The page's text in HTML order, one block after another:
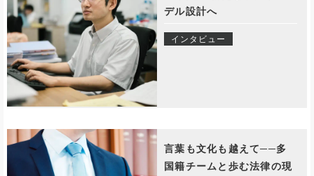
デル設計へ
インタビュー
言葉も文化も越えて──多
国籍チームと歩む法律の現